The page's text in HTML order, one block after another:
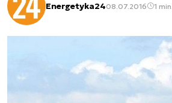
Energetyka2408.07.2016 1 min.